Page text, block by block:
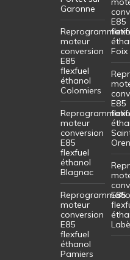
Garonne
moteur
conversion
E85
flexfuel
éthanol
Colomiers
moteur
conversion
E85
flexfuel
éthanol
Blagnac
moteur
conversion
E85
flexfuel
éthanol
Pamiers
E85
Foix
E85
E85